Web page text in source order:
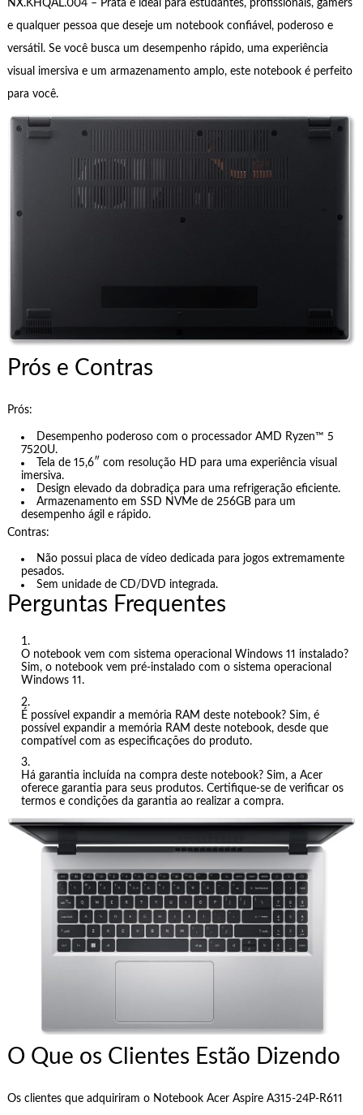
NX.KHQAL.004 – Prata é ideal para estudantes, profissionais, gamers
e qualquer pessoa que deseje um notebook confiável, poderoso e
versátil. Se você busca um desempenho rápido, uma experiência
visual imersiva e um armazenamento amplo, este notebook é perfeito
para você.
Prós e Contras
Prós:
Desempenho poderoso com o processador AMD Ryzen™ 5
7520U.
Tela de 15,6″ com resolução HD para uma experiência visual
imersiva.
Design elevado da dobradiça para uma refrigeração eficiente.
Armazenamento em SSD NVMe de 256GB para um
desempenho ágil e rápido.
Contras:
Não possui placa de vídeo dedicada para jogos extremamente
pesados.
Sem unidade de CD/DVD integrada.
Perguntas Frequentes
O notebook vem com sistema operacional Windows 11 instalado?
Sim, o notebook vem pré-instalado com o sistema operacional
Windows 11.
É possível expandir a memória RAM deste notebook? Sim, é
possível expandir a memória RAM deste notebook, desde que
compatível com as especificações do produto.
Há garantia incluída na compra deste notebook? Sim, a Acer
oferece garantia para seus produtos. Certifique-se de verificar os
termos e condições da garantia ao realizar a compra.
O Que os Clientes Estão Dizendo
Os clientes que adquiriram o Notebook Acer Aspire A315-24P-R611